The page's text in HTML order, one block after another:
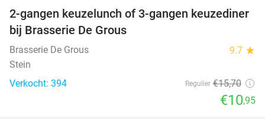
30%
2-gangen keuzelunch of 3-gangen keuzediner
bij Brasserie De Grous
Brasserie De Grous 9.7 star
Stein
Verkocht: 394
Regulier €15,70
€10,95